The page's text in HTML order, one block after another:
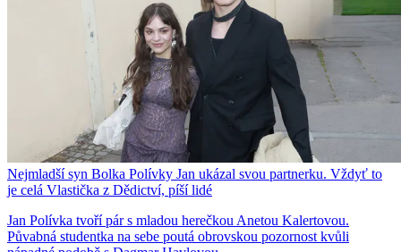
Nejmladší syn Bolka Polívky Jan ukázal svou partnerku. Vždyť to
je celá Vlastička z Dědictví, píší lidé
Jan Polívka tvoří pár s mladou herečkou Anetou Kalertovou.
Půvabná studentka na sebe poutá obrovskou pozornost kvůli